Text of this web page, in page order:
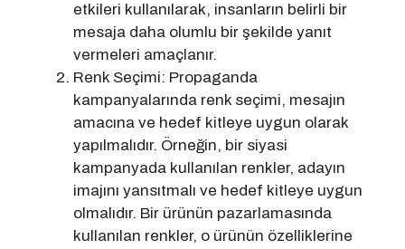
etkileri kullanılarak, insanların belirli bir
mesaja daha olumlu bir şekilde yanıt
vermeleri amaçlanır.
Renk Seçimi: Propaganda
kampanyalarında renk seçimi, mesajın
amacına ve hedef kitleye uygun olarak
yapılmalıdır. Örneğin, bir siyasi
kampanyada kullanılan renkler, adayın
imajını yansıtmalı ve hedef kitleye uygun
olmalıdır. Bir ürünün pazarlamasında
kullanılan renkler, o ürünün özelliklerine